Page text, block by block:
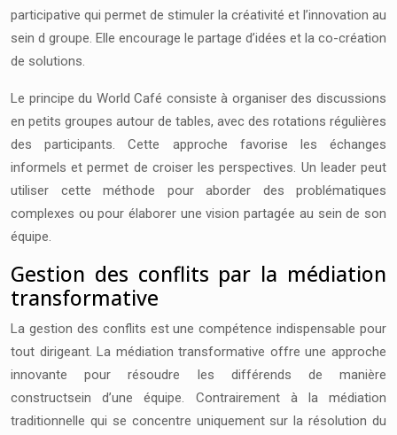
participative qui permet de stimuler la créativité et l’innovation au
sein d groupe. Elle encourage le partage d’idées et la co-création
de solutions.
Le principe du World Café consiste à organiser des discussions
en petits groupes autour de tables, avec des rotations régulières
des participants. Cette approche favorise les échanges
informels et permet de croiser les perspectives. Un leader peut
utiliser cette méthode pour aborder des problématiques
complexes ou pour élaborer une vision partagée au sein de son
équipe.
Gestion des conflits par la médiation
transformative
La gestion des conflits est une compétence indispensable pour
tout dirigeant. La médiation transformative offre une approche
innovante pour résoudre les différends de manière
constructsein d’une équipe. Contrairement à la médiation
traditionnelle qui se concentre uniquement sur la résolution du